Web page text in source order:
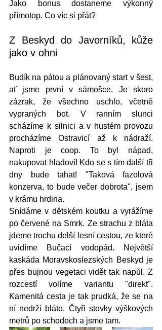
Jako bonus dostaneme výkonný
přímotop. Co víc si přát?
Z Beskyd do Javorníků, kůže
jako v ohni
Budík na pátou a plánovaný start v šest,
ať jsme první v sámošce. Je skoro
zázrak, že všechno uschlo, včetně
vypraných bot. V ranním slunci
scházíme k silnici a v hustém provozu
procházíme Ostravicí až k nádraží.
Naproti je coop. To byl nápad,
nakupovat hladoví! Kdo se s tím další tři
dny bude tahat! "Taková fazolová
konzerva, to bude večer dobrota", jsem
v krámu hrdina.
Snídáme v dětském koutku a vyrážíme
po červené na Smrk. Ze strachu z bláta
jdeme trochu delší lesní cestou, ze které
uvidíme Bučací vodopád. Největší
kaskáda Moravskoslezských Beskyd je
přes bujnou vegetaci vidět tak napůl. Z
rozcestí volíme variantu "direkt".
Kamenitá cesta je tak prudká, že se na
ní nedrží bláto. Čtyři stovky výškových
metrů po schodech a jsme tam.